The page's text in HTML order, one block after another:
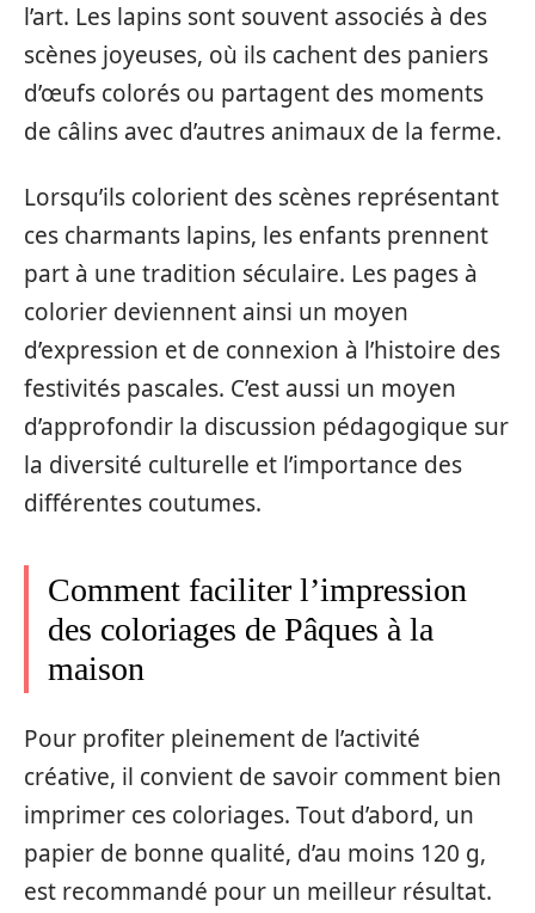
l’art. Les lapins sont souvent associés à des
scènes joyeuses, où ils cachent des paniers
d’œufs colorés ou partagent des moments
de câlins avec d’autres animaux de la ferme.
Lorsqu’ils colorient des scènes représentant
ces charmants lapins, les enfants prennent
part à une tradition séculaire. Les pages à
colorier deviennent ainsi un moyen
d’expression et de connexion à l’histoire des
festivités pascales. C’est aussi un moyen
d’approfondir la discussion pédagogique sur
la diversité culturelle et l’importance des
différentes coutumes.
Comment faciliter l’impression
des coloriages de Pâques à la
maison
Pour profiter pleinement de l’activité
créative, il convient de savoir comment bien
imprimer ces coloriages. Tout d’abord, un
papier de bonne qualité, d’au moins 120 g,
est recommandé pour un meilleur résultat.